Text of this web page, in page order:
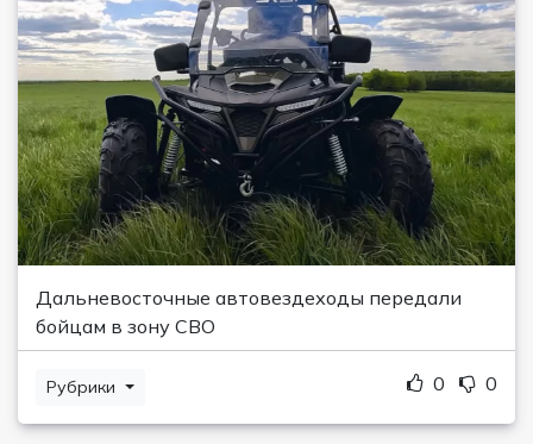
Дальневосточные автовездеходы передали
бойцам в зону СВО
Рубрики 0 0